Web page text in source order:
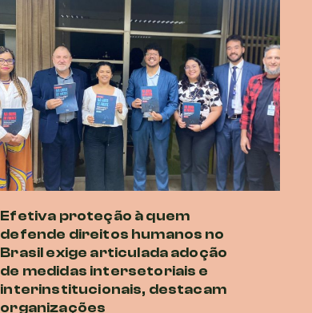
Efetiva proteção à quem
defende direitos humanos no
Brasil exige articulada adoção
de medidas intersetoriais e
interinstitucionais, destacam
organizações